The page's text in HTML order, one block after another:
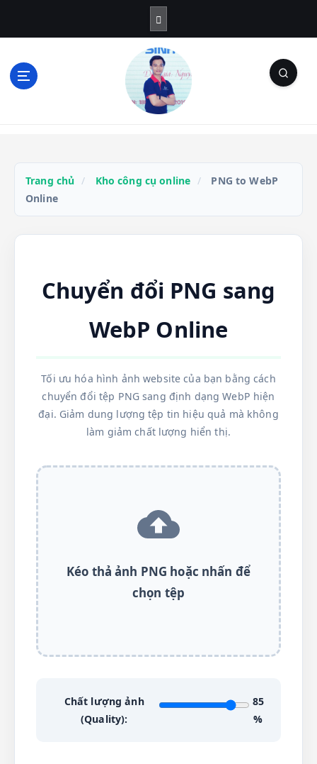
i
Trang chủ / Kho công cụ online /
PNG to WebP
Online
Chuyển đổi PNG sang
WebP Online
Tối ưu hóa hình ảnh website của bạn bằng cách
chuyển đổi tệp PNG sang định dạng WebP hiện
đại. Giảm dung lượng tệp tin hiệu quả mà không
làm giảm chất lượng hiển thị.
Kéo thả ảnh PNG hoặc nhấn để
chọn tệp
Chất lượng ảnh
(Quality):
85
%